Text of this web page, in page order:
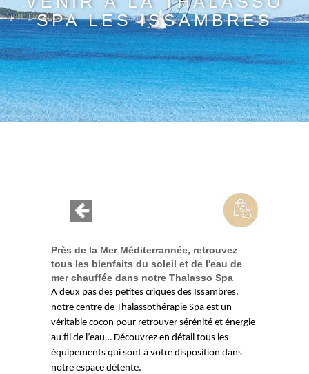
SPA LES ISSAMBRES
Près de la Mer Méditerrannée, retrouvez
tous les bienfaits du soleil et de l'eau de
mer chauffée dans notre Thalasso Spa
A deux pas des petites criques des Issambres,
notre centre de Thalassothérapie Spa est un
véritable cocon pour retrouver sérénité et énergie
au fil de l’eau… Découvrez en détail tous les
équipements qui sont à votre disposition dans
notre espace détente.